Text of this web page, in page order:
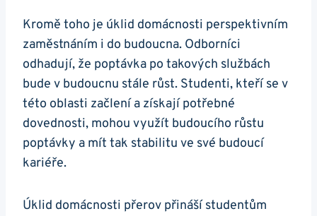
Kromě toho je úklid domácnosti perspektivním
zaměstnáním i do budoucna. Odborníci
odhadují, že poptávka po takových službách
bude v budoucnu stále růst. Studenti, kteří se v
této oblasti začlení a získají potřebné
dovednosti, mohou využít budoucího růstu
poptávky a mít tak stabilitu ve své budoucí
kariéře.
Úklid domácnosti přerov přináší studentům